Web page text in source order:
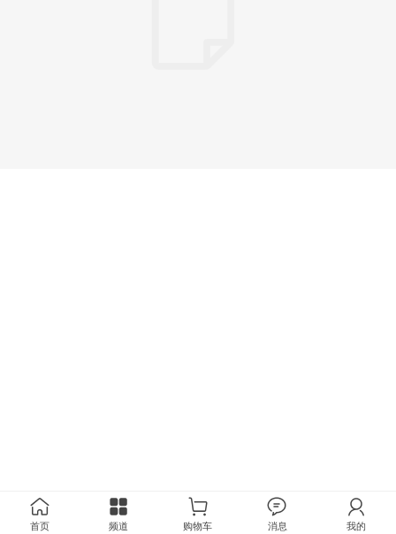
首页 频道 购物车 消息 我的